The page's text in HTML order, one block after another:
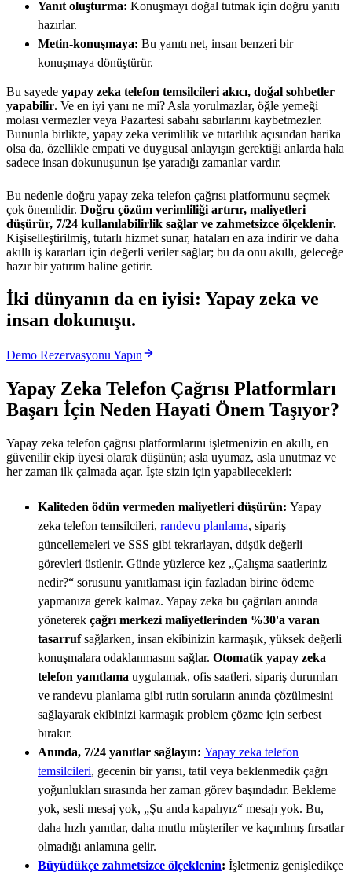
Yanıt oluşturma: Konuşmayı doğal tutmak için doğru yanıtı
hazırlar.
Metin-konuşmaya: Bu yanıtı net, insan benzeri bir
konuşmaya dönüştürür.
Bu sayede yapay zeka telefon temsilcileri akıcı, doğal sohbetler
yapabilir. Ve en iyi yanı ne mi? Asla yorulmazlar, öğle yemeği
molası vermezler veya Pazartesi sabahı sabırlarını kaybetmezler.
Bununla birlikte, yapay zeka verimlilik ve tutarlılık açısından harika
olsa da, özellikle empati ve duygusal anlayışın gerektiği anlarda hala
sadece insan dokunuşunun işe yaradığı zamanlar vardır.
Bu nedenle doğru yapay zeka telefon çağrısı platformunu seçmek
çok önemlidir. Doğru çözüm verimliliği artırır, maliyetleri
düşürür, 7/24 kullanılabilirlik sağlar ve zahmetsizce ölçeklenir.
Kişiselleştirilmiş, tutarlı hizmet sunar, hataları en aza indirir ve daha
akıllı iş kararları için değerli veriler sağlar; bu da onu akıllı, geleceğe
hazır bir yatırım haline getirir.
İki dünyanın da en iyisi: Yapay zeka ve
insan dokunuşu.
Demo Rezervasyonu Yapın
Yapay Zeka Telefon Çağrısı Platformları
Başarı İçin Neden Hayati Önem Taşıyor?
Yapay zeka telefon çağrısı platformlarını işletmenizin en akıllı, en
güvenilir ekip üyesi olarak düşünün; asla uyumaz, asla unutmaz ve
her zaman ilk çalmada açar. İşte sizin için yapabilecekleri:
Kaliteden ödün vermeden maliyetleri düşürün: Yapay
zeka telefon temsilcileri, randevu planlama, sipariş
güncellemeleri ve SSS gibi tekrarlayan, düşük değerli
görevleri üstlenir. Günde yüzlerce kez „Çalışma saatleriniz
nedir?“ sorusunu yanıtlaması için fazladan birine ödeme
yapmanıza gerek kalmaz. Yapay zeka bu çağrıları anında
yöneterek çağrı merkezi maliyetlerinden %30'a varan
tasarrufsağlarken, insan ekibinizin karmaşık, yüksek değerli
konuşmalara odaklanmasını sağlar. Otomatik yapay zeka
telefon yanıtlama uygulamak, ofis saatleri, sipariş durumları
ve randevu planlama gibi rutin soruların anında çözülmesini
sağlayarak ekibinizi karmaşık problem çözme için serbest
bırakır.
Anında, 7/24 yanıtlar sağlayın: Yapay zeka telefon
temsilcileri, gecenin bir yarısı, tatil veya beklenmedik çağrı
yoğunlukları sırasında her zaman görev başındadır. Bekleme
yok, sesli mesaj yok, „Şu anda kapalıyız“ mesajı yok. Bu,
daha hızlı yanıtlar, daha mutlu müşteriler ve kaçırılmış fırsatlar
olmadığı anlamına gelir.
Büyüdükçe zahmetsizce ölçeklenin: İşletmeniz genişledikçe